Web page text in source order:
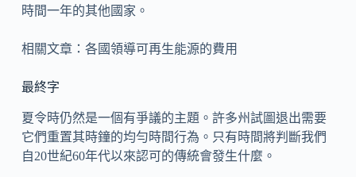
時間一年的其他國家。
相關文章：各國領導可再生能源的費用
最終字
夏令時仍然是一個有爭議的主題。許多州試圖退出需要
它們重置其時鐘的均勻時間行為。只有時間將判斷我們
自20世紀60年代以來認可的傳統會發生什麼。